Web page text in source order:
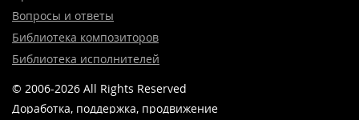
Вопросы и ответы
Библиотека композиторов
Библиотека исполнителей
© 2006-2026 All Rights Reserved
Доработка, поддержка, продвижение